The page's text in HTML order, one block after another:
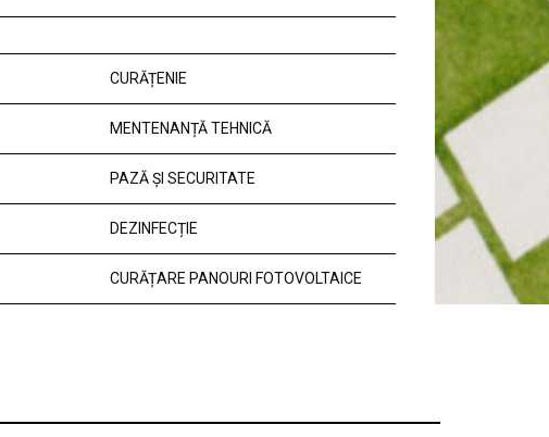
CURĂȚENIE
MENTENANȚĂ TEHNICĂ
PAZĂ ȘI SECURITATE
DEZINFECȚIE
CURĂȚARE PANOURI FOTOVOLTAICE